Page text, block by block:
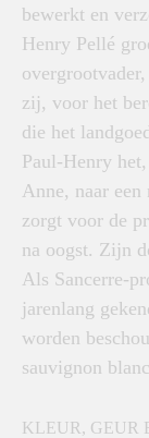
bewerkt en
Henry Pellé
zij, voor het
die het
Paul-Henry
Anne, naar
zorgt voor de
na oogst. Zijn
Als Sancerre-
jarenlang
worden
sauvignon
KLEUR, GEUR